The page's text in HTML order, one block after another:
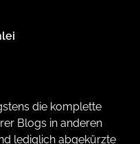
die komplette
Blogs in anderen
lediglich abgekürzte